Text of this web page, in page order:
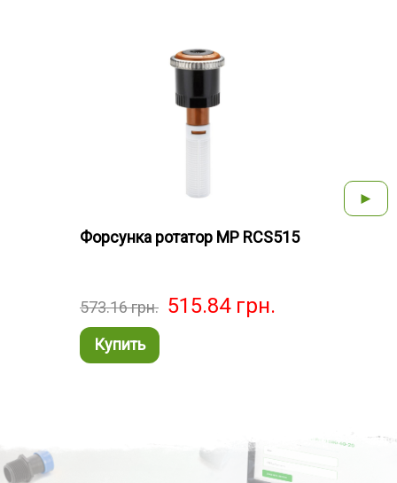
Форсунка ротатор MP RCS515
573.16грн. 515.84 грн.
Купить
►